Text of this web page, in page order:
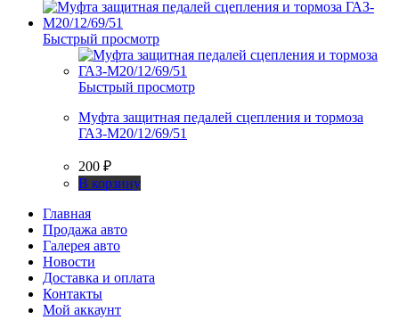
Быстрый просмотр
Быстрый просмотр
Муфта защитная педалей сцепления и тормоза
ГАЗ-М20/12/69/51
200 ₽
В корзину
Главная
Продажа авто
Галерея авто
Новости
Доставка и оплата
Контакты
Мой аккаунт